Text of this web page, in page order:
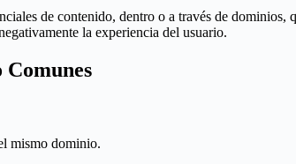
de contenido, dentro o a través de
la experiencia del usuario.
mismo dominio.